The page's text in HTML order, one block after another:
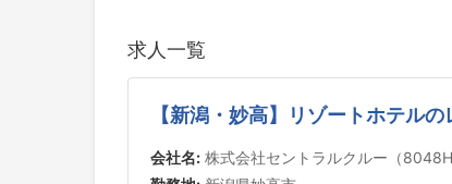
求人一覧
【新潟・妙高】リゾートホテル
会社名: 株式会社セントラルクルー（